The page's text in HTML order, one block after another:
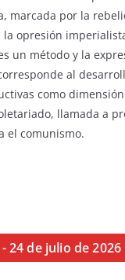
marcada por la
opresión
un método y la
al
como
llamada a
el comunismo.
24 de julio de 2026